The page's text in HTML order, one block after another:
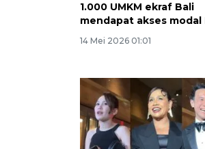
1.000 UMKM ekraf Bali
mendapat akses modal
14 Mei 2026 01:01